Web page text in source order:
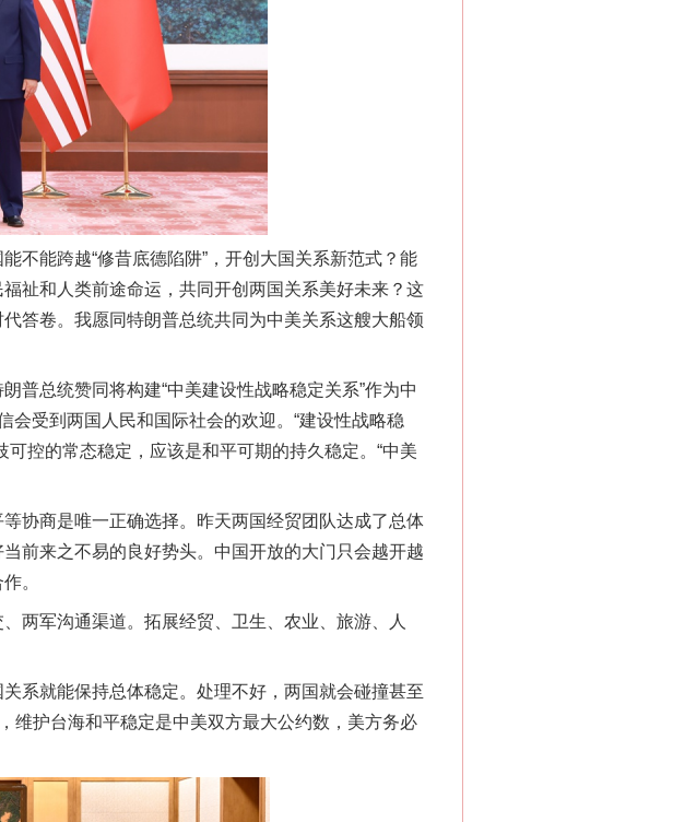
能跨越“修昔底德陷阱”，开创大国关系新范式？能
祉和人类前途命运，共同开创两国关系美好未来？这
答卷。我愿同特朗普总统共同为中美关系这艘大船领
总统赞同将构建“中美建设性战略稳定关系”作为中
受到两国人民和国际社会的欢迎。“建设性战略稳
控的常态稳定，应该是和平可期的持久稳定。“中美
商是唯一正确选择。昨天两国经贸团队达成了总体
前来之不易的良好势头。中国开放的大门只会越开越
。
军沟通渠道。拓展经贸、卫生、农业、旅游、人
就能保持总体稳定。处理不好，两国就会碰撞甚至
维护台海和平稳定是中美双方最大公约数，美方务必